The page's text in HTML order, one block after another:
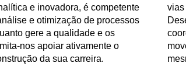
e inovadora, é competente
e otimização de processos
gere a qualidade e os
nos apoiar ativamente o
da sua carreira.
vias